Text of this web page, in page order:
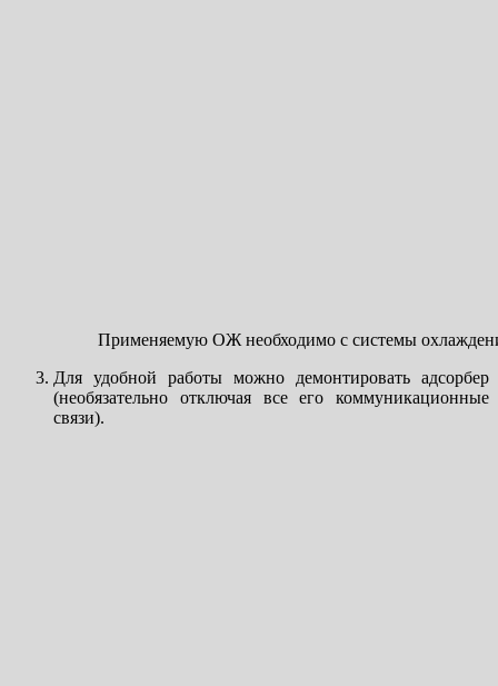
Применяемую ОЖ необходимо с системы
Для удобной работы можно демонтировать адсорбер
(необязательно отключая все его коммуникационные
связи).